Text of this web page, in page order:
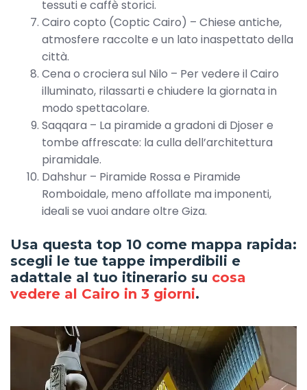
tessuti e caffè storici.
Cairo copto (Coptic Cairo) – Chiese antiche,
atmosfere raccolte e un lato inaspettato della
città.
Cena o crociera sul Nilo – Per vedere il Cairo
illuminato, rilassarti e chiudere la giornata in
modo spettacolare.
Saqqara – La piramide a gradoni di Djoser e
tombe affrescate: la culla dell’architettura
piramidale.
Dahshur – Piramide Rossa e Piramide
Romboidale, meno affollate ma imponenti,
ideali se vuoi andare oltre Giza.
Usa questa top 10 come mappa rapida:
scegli le tue tappe imperdibili e
adattale al tuo itinerario su cosa
vedere al Cairo in 3 giorni.